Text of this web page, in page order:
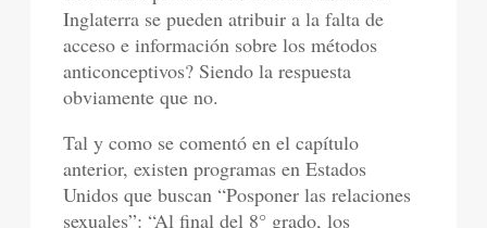
Inglaterra se pueden atribuir a la falta de
acceso e información sobre los métodos
anticonceptivos? Siendo la respuesta
obviamente que no.
Tal y como se comentó en el capítulo
anterior, existen programas en Estados
Unidos que buscan “Posponer las relaciones
sexuales”: “Al final del 8° grado, los